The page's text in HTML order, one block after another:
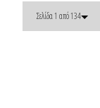
Σελίδα 1 από 134